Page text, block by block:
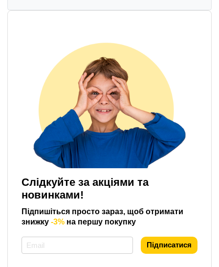
Слідкуйте за акціями та
новинками!
Підпишіться просто зараз, щоб отримати
знижку -3% на першу покупку
Підписатися